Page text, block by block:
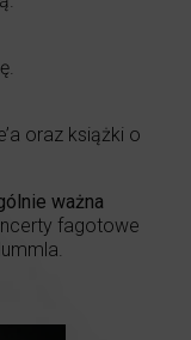
oraz książki o
ważna
fagotowe